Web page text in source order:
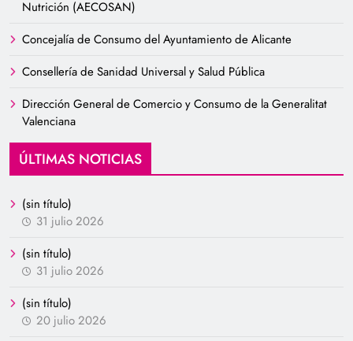
Nutrición (AECOSAN)
Concejalía de Consumo del Ayuntamiento de Alicante
Consellería de Sanidad Universal y Salud Pública
Dirección General de Comercio y Consumo de la Generalitat
Valenciana
ÚLTIMAS NOTICIAS
(sin título)
31 julio 2026
(sin título)
31 julio 2026
(sin título)
20 julio 2026